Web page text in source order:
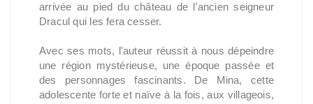
arrivée au pied du château de l'ancien seigneur
Dracul qui les fera cesser.
Avec ses mots, l'auteur réussit à nous dépeindre
une région mystérieuse, une époque passée et
des personnages fascinants. De Mina, cette
adolescente forte et naïve à la fois, aux villageois,